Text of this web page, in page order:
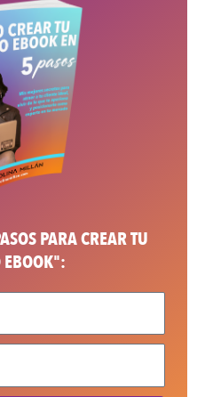
PARA CREAR TU
EBOOK":